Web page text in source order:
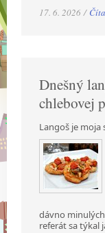
17. 6. 2026 /
Dnešný
chlebovej
Langoš je moja
dávno
referát sa týkal